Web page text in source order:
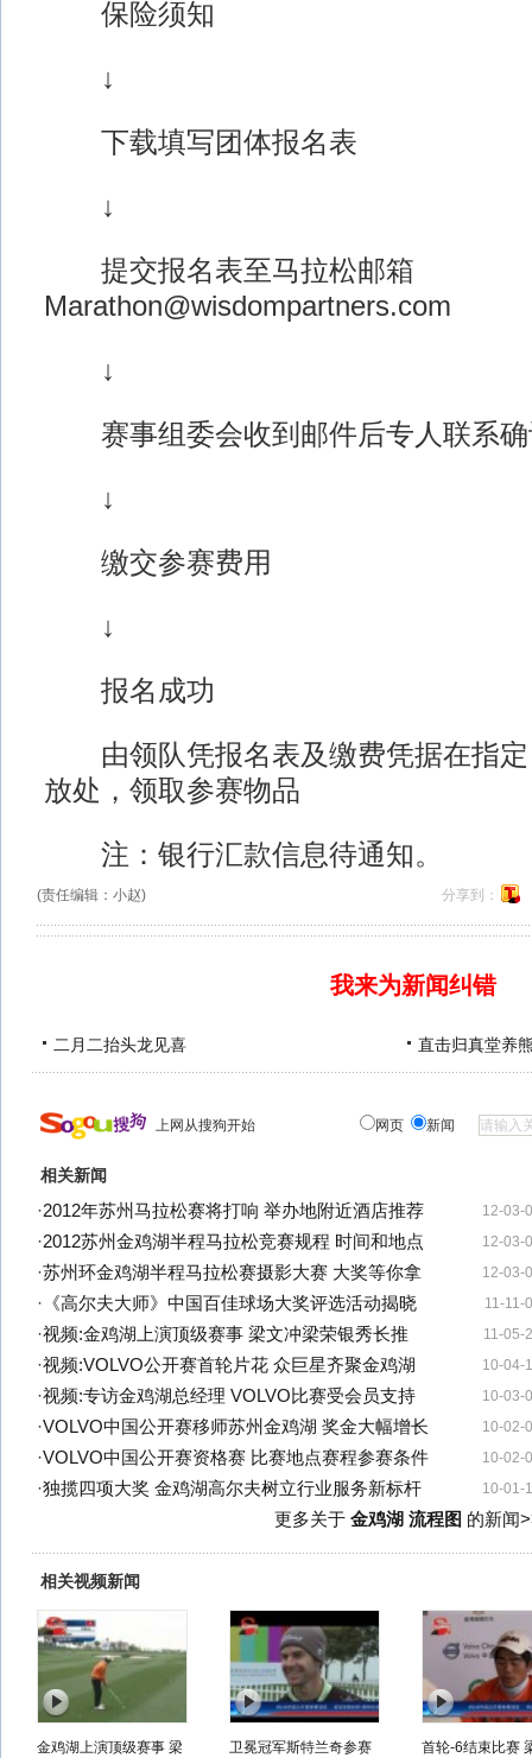
保险须知
↓
下载填写团体报名表
↓
提交报名表至马拉松邮箱
Marathon@wisdompartners.com
↓
赛事组委会收到邮件后专人联系确
↓
缴交参赛费用
↓
报名成功
由领队凭报名表及缴费凭据在指定
放处，领取参赛物品
注：银行汇款信息待通知。
(责任编辑：小赵) 分享到：
我来为新闻纠错
二月二抬头龙见喜 直击归真堂养
上网从搜狗开始 网页 新闻
相关新闻
12-03-
·2012年苏州马拉松赛将打响 举办地附近酒店推荐
12-03-
·2012苏州金鸡湖半程马拉松竞赛规程 时间和地点
12-03-
·苏州环金鸡湖半程马拉松赛摄影大赛 大奖等你拿
11-11-
· 《高尔夫大师》中国百佳球场大奖评选活动揭晓
11-05-
·视频:金鸡湖上演顶级赛事 梁文冲梁荣银秀长推
10-04-
·视频:VOLVO公开赛首轮片花 众巨星齐聚金鸡湖
10-03-
·视频:专访金鸡湖总经理 VOLVO比赛受会员支持
10-02-
·VOLVO中国公开赛移师苏州金鸡湖 奖金大幅增长
10-02-
·VOLVO中国公开赛资格赛 比赛地点赛程参赛条件
10-01-
·独揽四项大奖 金鸡湖高尔夫树立行业服务新标杆
更多关于 金鸡湖 流程图 的新闻
相关视频新闻
金鸡湖上演顶级赛事 梁
卫冕冠军斯特兰奇参赛
首轮-6结束比赛